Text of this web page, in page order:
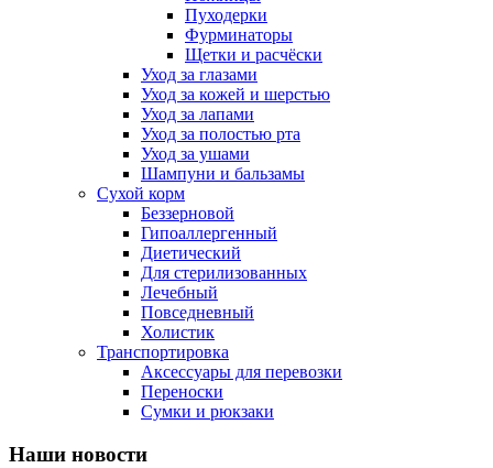
Пуходерки
Фурминаторы
Щетки и расчёски
Уход за глазами
Уход за кожей и шерстью
Уход за лапами
Уход за полостью рта
Уход за ушами
Шампуни и бальзамы
Сухой корм
Беззерновой
Гипоаллергенный
Диетический
Для стерилизованных
Лечебный
Повседневный
Холистик
Транспортировка
Аксессуары для перевозки
Переноски
Сумки и рюкзаки
Наши новости